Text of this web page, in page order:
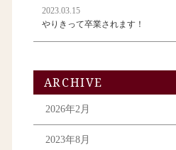
2023.03.15
やりきって卒業されます！
ARCHIVE
2026年2月
2023年8月